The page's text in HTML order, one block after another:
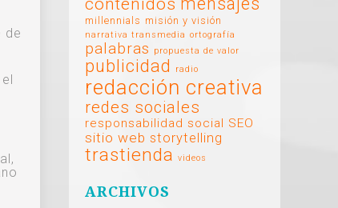
de
contenidos
millennials misión y visión
narrativa transmedia ortografía
palabras propuesta de valor
publicidad radio
redacción creativa
redes sociales
responsabilidad social SEO
sitio web storytelling
trastienda videos
ARCHIVOS